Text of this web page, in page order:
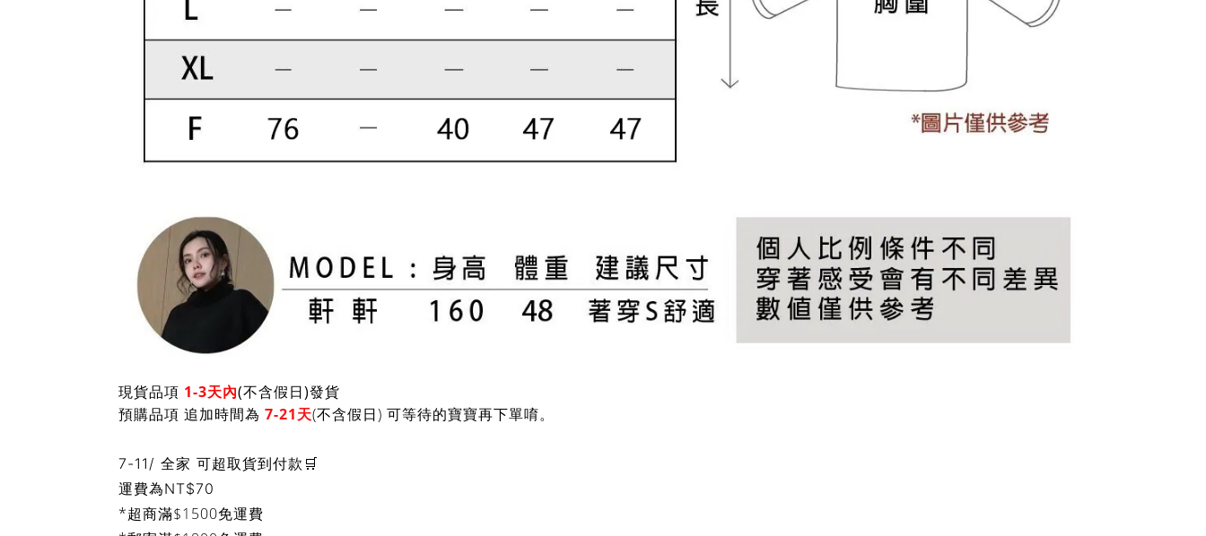
現貨品項 1-3天內(不含假日)發貨
預購品項 追加時間為 7-21天(不含假日) 可等待的寶寶再下單唷。
7-11/ 全家 可超取貨到付款🛒
運費為NT$70
*超商滿$1500免運費